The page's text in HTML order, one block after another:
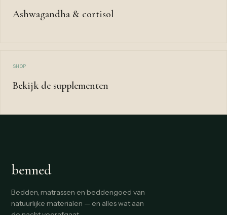
Ashwagandha & cortisol
SHOP
Bekijk de supplementen
benned
Bedden, matrassen en beddengoed van
natuurlijke materialen — en alles wat aan